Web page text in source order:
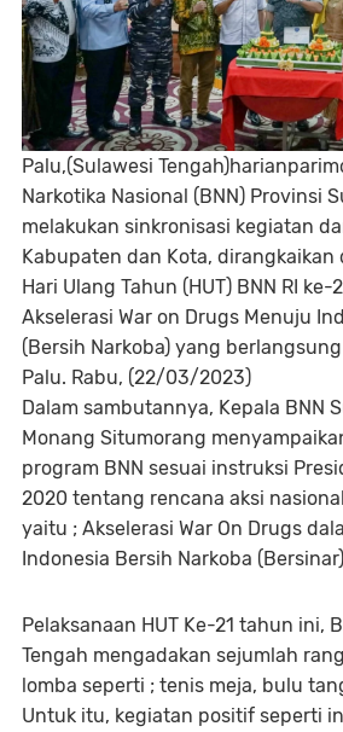
Palu,(Sulawesi
Narkotika Nasional (BNN) Provinsi
melakukan sinkronisasi kegiatan
Kabupaten dan Kota, dirangkaikan
Hari Ulang Tahun (HUT) BNN RI ke-
Akselerasi War on Drugs Menuju
(Bersih Narkoba) yang
Palu. Rabu, (22/03/2023)
Dalam sambutannya, Kepala BNN
Monang Situmorang
program BNN sesuai instruksi
2020 tentang rencana aksi
yaitu ; Akselerasi War On Drugs
Indonesia Bersih Narkoba
Pelaksanaan HUT Ke-21 tahun ini,
Tengah mengadakan sejumlah
lomba seperti ; tenis meja, bulu
Untuk itu, kegiatan positif seperti